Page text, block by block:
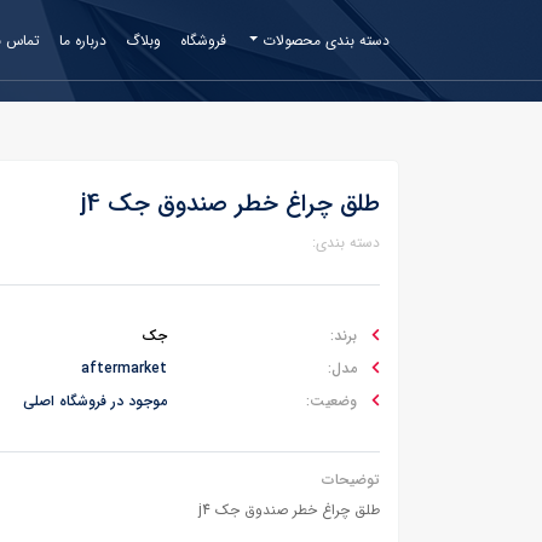
دسته بندی محصولات فروشگاه وبلاگ درباره ما تماس
طلق چراغ خطر صندوق جک j4
دسته بندی:
برند:
جک
مدل:
aftermarket
وضعیت:
موجود در فروشگاه اصلی
توضیحات
طلق چراغ خطر صندوق جک j4